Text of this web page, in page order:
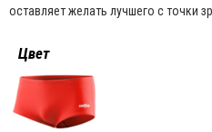
оставляет желать лучшего с точки
Цвет